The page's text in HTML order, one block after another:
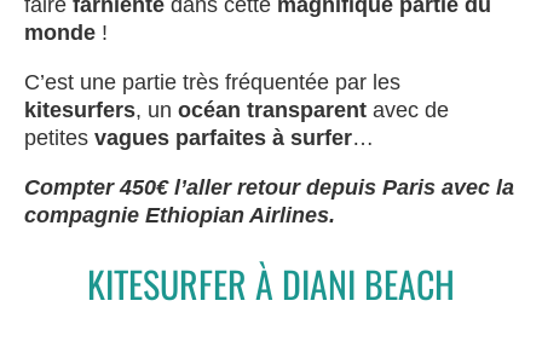
monde !
C’est une partie très fréquentée par les
kitesurfers, un océan transparent avec de
petites vagues parfaites à surfer…
Compter 450€ l’aller retour depuis Paris avec la
compagnie Ethiopian Airlines.
KITESURFER À DIANI BEACH